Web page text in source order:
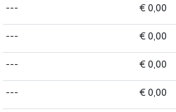
--- € 0,00
--- € 0,00
--- € 0,00
--- € 0,00